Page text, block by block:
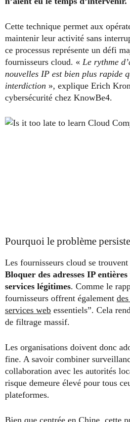
Cette technique permet aux
maintenir leur activité sans
ce processus représente un défi
fournisseurs cloud. « Le rythme
nouvelles IP est bien plus rapide
interdiction », explique Erich
cybersécurité chez KnowBe4.
Pourquoi le problème persiste
Les fournisseurs cloud se
Bloquer des adresses IP
services légitimes. Comme le
fournisseurs offrent également
services web essentiels”. Cela
de filtrage massif.
Les organisations doivent donc
fine. A savoir combiner
collaboration avec les autorités
risque demeure élevé pour tous
plateformes.
Bien que centrée en Chine, cette